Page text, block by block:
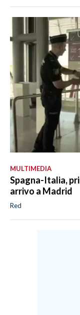
MULTIMEDIA
Spagna-Italia,
arrivo a Madrid
Red